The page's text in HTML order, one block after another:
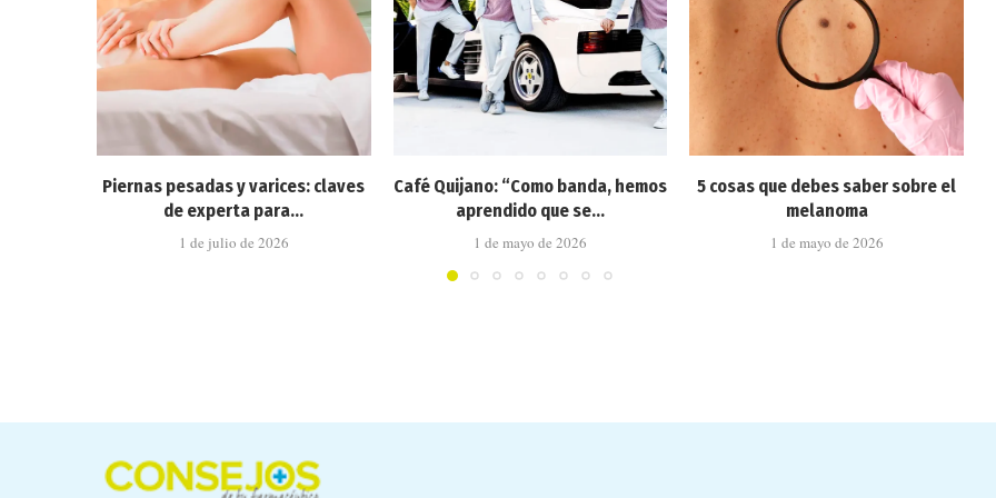
Piernas pesadas y varices: claves
de experta para...
1 de julio de 2026
Café Quijano: “Como banda, hemos
aprendido que se...
1 de mayo de 2026
5 cosas que debes saber sobre el
melanoma
1 de mayo de 2026